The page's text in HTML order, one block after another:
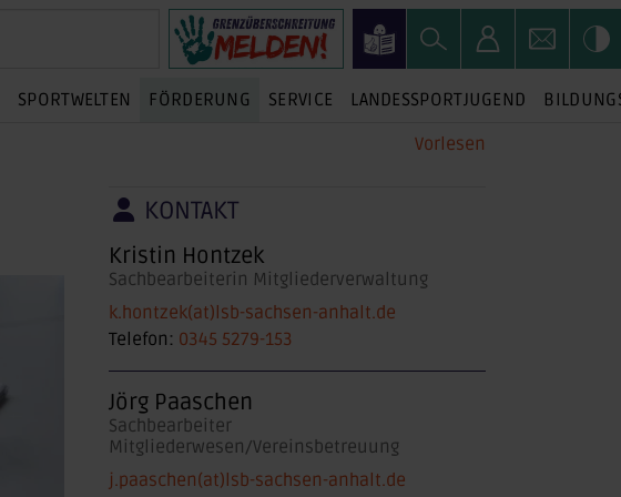
SPORTWELTEN FÖRDERUNG SERVICE LANDESSPORTJUGEND
Vorlesen
KONTAKT
Kristin Hontzek
Sachbearbeiterin Mitgliederverwaltung
k.hontzek(at)lsb-sachsen-anhalt.de
Telefon: 0345 5279-153
Jörg Paaschen
Sachbearbeiter
Mitgliederwesen/Vereinsbetreuung
j.paaschen(at)lsb-sachsen-anhalt.de